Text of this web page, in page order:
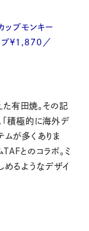
プモンキー
プ¥1,870／
有田焼。その記
「積極的に海外デ
ムが多くありま
とのコラボ。ミ
めるようなデザイ